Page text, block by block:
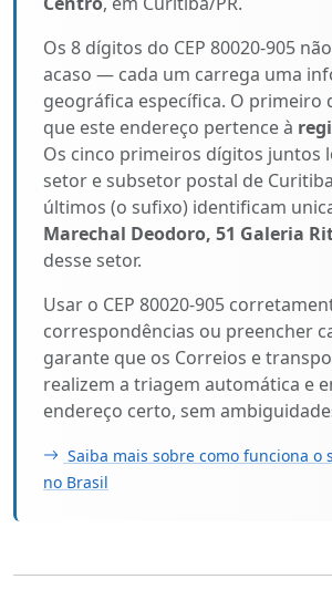
Os 8 dígitos do CEP 80020-905
acaso — cada um carrega uma
geográfica específica. O primeiro
que este endereço pertence à
Os cinco primeiros dígitos juntos
setor e subsetor postal de
últimos (o sufixo) identificam
Marechal Deodoro, 51 Galeria
desse setor.
Usar o CEP 80020-905
correspondências ou preencher
garante que os Correios e
realizem a triagem automática e
endereço certo, sem
Saiba mais sobre como funciona o
no Brasil